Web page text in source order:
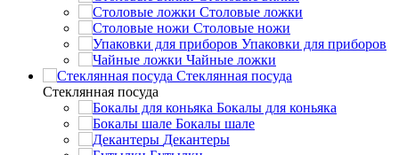
Столовые ложки
Столовые ножи
Упаковки для приборов
Чайные ложки
Стеклянная посуда
Стеклянная посуда
Бокалы для коньяка
Бокалы шале
Декантеры